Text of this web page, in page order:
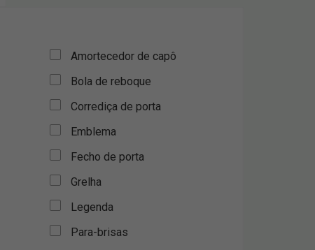
Amortecedor de capô
Bola de reboque
Corrediça de porta
Emblema
Fecho de porta
Grelha
Legenda
Para-brisas